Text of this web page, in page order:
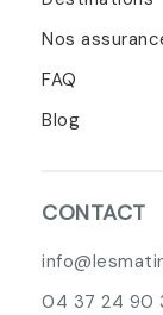
Nos
FAQ
Blog
CONTACT
04 37 24 90